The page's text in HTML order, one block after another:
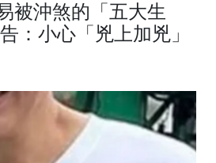
被沖煞的「五大生
：小心「兇上加兇」